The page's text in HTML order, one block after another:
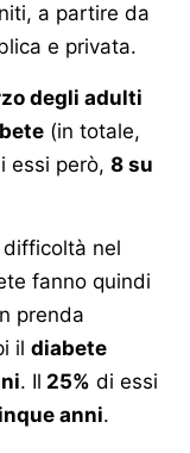
a partire da
e privata.
degli adulti
(in totale,
essi però, 8 su
nel
fanno quindi
prenda
il diabete
. Il 25% di essi
anni.